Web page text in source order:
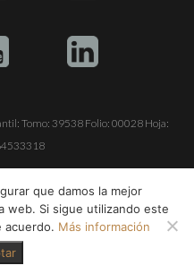
Tomo: 39538 Folio: 00028 Hoja:
DE YATES EN IBIZA S.L.
que damos la mejor
web. Si sigue utilizando este
acuerdo. Más información